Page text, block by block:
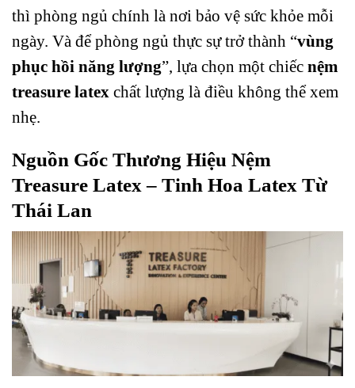
thì phòng ngủ chính là nơi bảo vệ sức khỏe mỗi
ngày. Và để phòng ngủ thực sự trở thành “vùng
phục hồi năng lượng”, lựa chọn một chiếc nệm
treasure latex chất lượng là điều không thể xem
nhẹ.
Nguồn Gốc Thương Hiệu Nệm
Treasure Latex – Tinh Hoa Latex Từ
Thái Lan